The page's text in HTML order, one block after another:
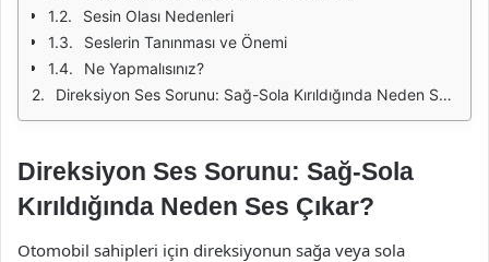
Sesin Olası Nedenleri
Seslerin Tanınması ve Önemi
Ne Yapmalısınız?
Direksiyon Ses Sorunu: Sağ-Sola Kırıldığında Neden Ses Çıkar?
Direksiyon Ses Sorunu: Sağ-Sola
Kırıldığında Neden Ses Çıkar?
Otomobil sahipleri için direksiyonun sağa veya sola